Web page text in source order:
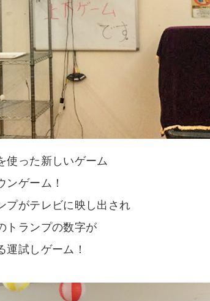
使った新しいゲーム
ンゲーム！
プがテレビに映し出され
トランプの数字が
運試しゲーム！